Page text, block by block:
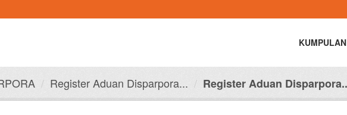
Register Aduan Disparpora... Register Aduan